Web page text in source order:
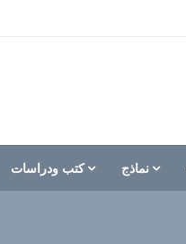
نماذج كتب ودراسات